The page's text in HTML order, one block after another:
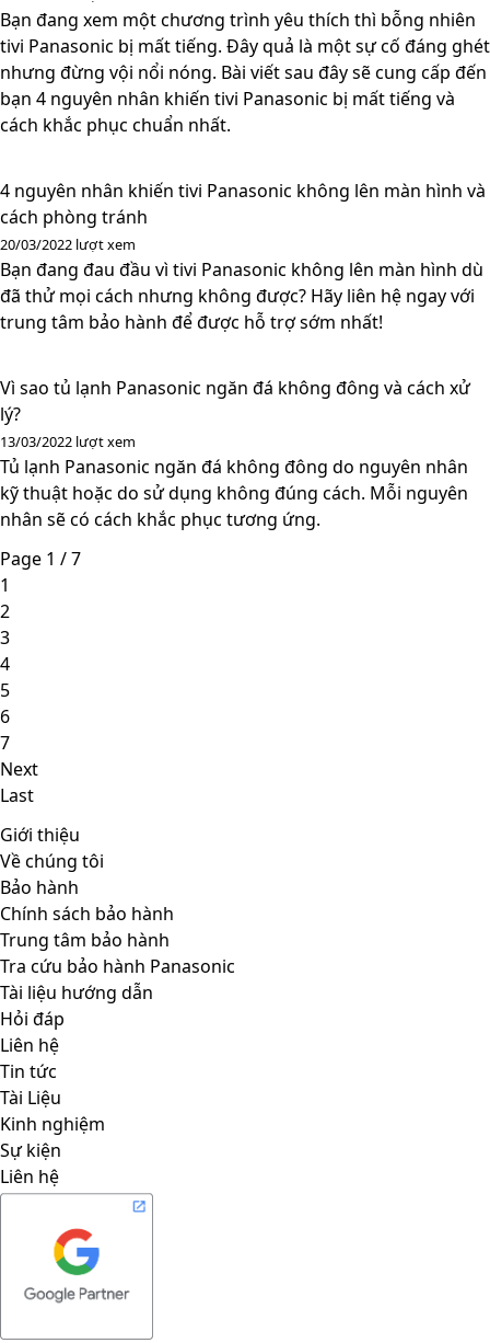
Bạn đang xem một chương trình yêu thích thì bỗng nhiên
tivi Panasonic bị mất tiếng. Đây quả là một sự cố đáng ghét
nhưng đừng vội nổi nóng. Bài viết sau đây sẽ cung cấp đến
bạn 4 nguyên nhân khiến tivi Panasonic bị mất tiếng và
cách khắc phục chuẩn nhất.
4 nguyên nhân khiến tivi Panasonic không lên màn hình và
cách phòng tránh
20/03/2022 lượt xem
Bạn đang đau đầu vì tivi Panasonic không lên màn hình dù
đã thử mọi cách nhưng không được? Hãy liên hệ ngay với
trung tâm bảo hành để được hỗ trợ sớm nhất!
Vì sao tủ lạnh Panasonic ngăn đá không đông và cách xử
lý?
13/03/2022 lượt xem
Tủ lạnh Panasonic ngăn đá không đông do nguyên nhân
kỹ thuật hoặc do sử dụng không đúng cách. Mỗi nguyên
nhân sẽ có cách khắc phục tương ứng.
Page 1 / 7
1
2
3
4
5
6
7
Next
Last
Giới thiệu
Về chúng tôi
Bảo hành
Chính sách bảo hành
Trung tâm bảo hành
Tra cứu bảo hành Panasonic
Tài liệu hướng dẫn
Hỏi đáp
Liên hệ
Tin tức
Tài Liệu
Kinh nghiệm
Sự kiện
Liên hệ